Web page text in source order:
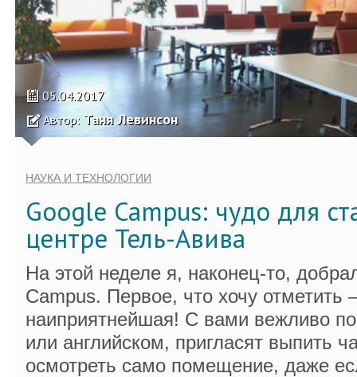
05.04.2017
Автор: Таня Левинсон
НАУКА И ТЕХНОЛОГИИ
Google Campus: чудо для
центре Тель-Авива
На этой неделе я, наконец-то,
Campus. Первое, что хочу отметить
наиприятнейшая! С вами вежливо
или английском, пригласят выпить
осмотреть само помещение, даже